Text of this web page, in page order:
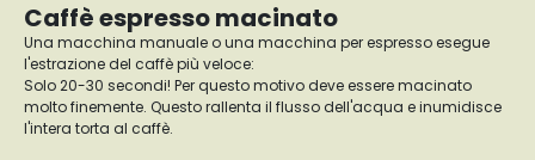
Caffè espresso macinato
Una macchina manuale o una macchina per espresso esegue
l'estrazione del caffè più veloce:
Solo 20-30 secondi! Per questo motivo deve essere macinato
molto finemente. Questo rallenta il flusso dell'acqua e inumidisce
l'intera torta al caffè.